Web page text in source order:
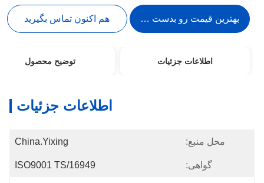
بهترین قیمت رو بدست بیار هم اکنون تماس بگیرید
اطلاعات جزئیات توضیح محصول
اطلاعات جزئیات
محل منبع: China.Yixing
گواهی: ISO9001 TS/16949